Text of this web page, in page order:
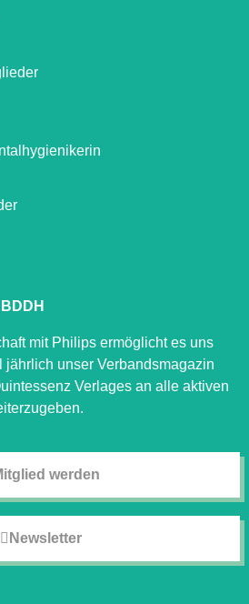
mit Philips ermöglicht es uns
jährlich unser Verbandsmagazin
Verlages an alle aktiven
werden
Newsletter